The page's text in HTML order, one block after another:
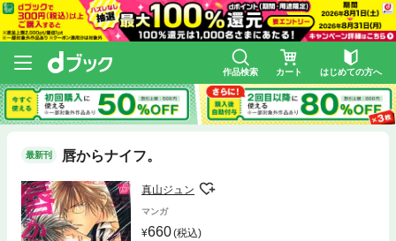
作品検索 カート はじめての方へ
最新刊 唇からナイフ。
真山ジュン
マンガ
660(税込)